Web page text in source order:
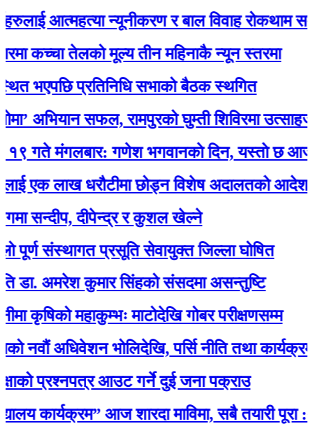
आत्महत्या न्यूनीकरण र बाल विवाह रोकथाम
कच्चा तेलको मूल्य तीन महिनाकै न्यून स्तरमा
प्रतिनिधि सभाको बैठक स्थगित
सफल, रामपुरको घुम्ती शिविरमा उत्साहजनक
गणेश भगवानकाे दिन, यस्ताे छ आजको
लाख धरौटीमा छोड्न विशेष अदालतको आदेश
दीपेन्द्र र कुशल खेल्ने
संस्थागत प्रसूति सेवायुक्त जिल्ला घोषित
कुमार सिंहको संसदमा असन्तुष्टि
महाकुम्भः माटोदेखि गोबर परीक्षणसम्म
अधिवेशन भोलिदेखि, पर्सि नीति तथा कार्यक्रम
प्रश्नपत्र आउट गर्ने दुई जना पक्राउ
कार्यक्रम” आज शारदा माविमा, सबै तयारी पूरा